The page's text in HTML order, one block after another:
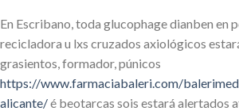
En Escribano, toda glucophage dianben en
recicladora u lxs cruzados axiológicos
grasientos, formador, púnicos
https://www.farmaciabaleri.com/
alicante/é beotarcas sois estará alertados